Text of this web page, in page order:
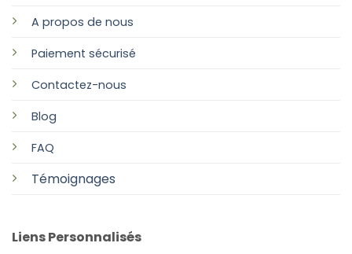
A propos de nous
Paiement sécurisé
Contactez-nous
Blog
FAQ
Témoignages
Liens Personnalisés